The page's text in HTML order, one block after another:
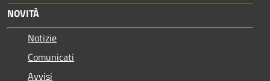
NOVITÀ
Notizie
Comunicati
Avvisi